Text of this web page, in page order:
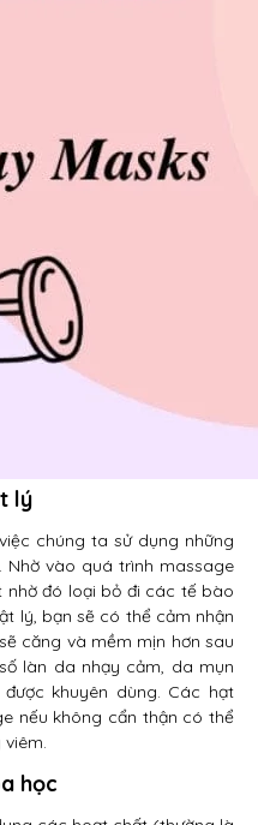
lý
chúng ta sử dụng những
vào quá trình massage
đó loại bỏ đi các tế bào
lý, bạn sẽ có thể cảm nhận
căng và mềm mịn hơn sau
làn da nhạy cảm, da mụn
khuyên dùng. Các hạt
nếu không cẩn thận có thể
học